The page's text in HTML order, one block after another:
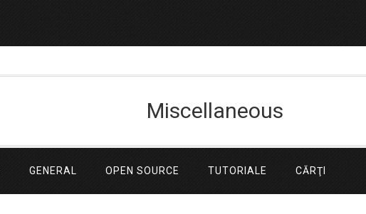
Miscellaneous
GENERAL OPEN SOURCE TUTORIALE CĂRŢI